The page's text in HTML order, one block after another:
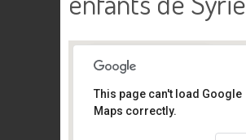
Salle des Fêtes de Saint
Romain au Mont d’Or
Chemin de la Cressonnière
This page can't load Google
Maps correctly.